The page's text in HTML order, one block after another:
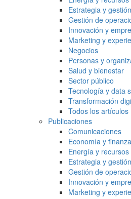
Estrategia y gestión
Gestión de
Innovación y
Marketing y
Negocios
Personas y
Salud y bienestar
Sector público
Tecnología y data
Transformación
Todos los artículos
Publicaciones
Comunicaciones
Economía y
Energía y
Estrategia y gestión
Gestión de
Innovación y
Marketing y